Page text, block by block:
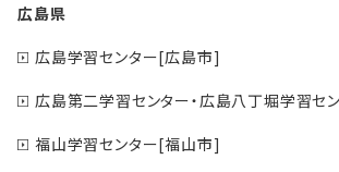
広島県
広島学習センター[広島市]
広島第二学習センター・広島八丁堀学習セ
福山学習センター[福山市]